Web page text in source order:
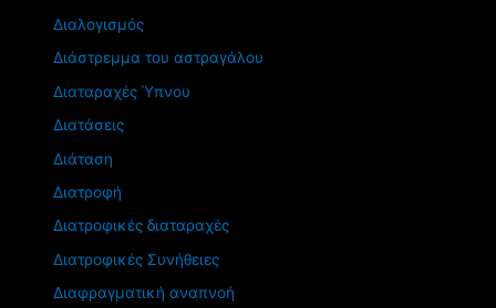
Διαλογισμός
Διάστρεμμα του αστραγάλου
Διαταραχές Ύπνου
Διατάσεις
Διάταση
Διατροφή
Διατροφικές διαταραχές
Διατροφικές Συνήθειες
Διαφραγματική αναπνοή